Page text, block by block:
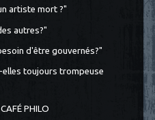
artiste mort ?"
autres?"
d'être gouvernés?"
elles toujours trompeuse
PHILO